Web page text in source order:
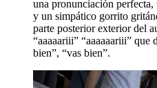
una pronunciación
y un simpático gorrito
parte posterior exterior del
“aaaaariii” “aaaaaariii” que
bien”, “vas bien”.